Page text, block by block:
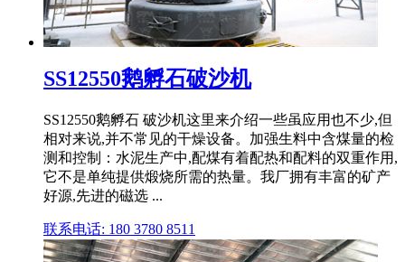
SS12550鹅孵石破沙机
SS12550鹅孵石 破沙机这里来介绍一些虽应用也不少,但
相对来说,并不常见的干燥设备。加强生料中含煤量的检
测和控制：水泥生产中,配煤有着配热和配料的双重作用,
它不是单纯提供煅烧所需的热量。我厂拥有丰富的矿产
好源,先进的磁选 ...
联系电话: 180 3780 8511